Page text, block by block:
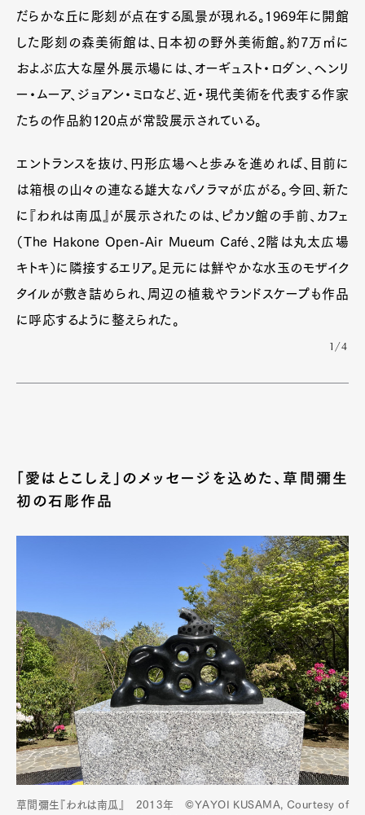
だらかな丘に彫刻が点在する風景が現れる。1969年に開館
した彫刻の森美術館は、日本初の野外美術館。約7万㎡に
およぶ広大な屋外展示場には、オーギュスト・ロダン、ヘンリ
ー・ムーア、ジョアン・ミロなど、近・現代美術を代表する作家
たちの作品約120点が常設展示されている。
エントランスを抜け、円形広場へと歩みを進めれば、目前に
は箱根の山々の連なる雄大なパノラマが広がる。今回、新た
に『われは南瓜』が展示されたのは、ピカソ館の手前、カフェ
（The Hakone Open-Air Mueum Café、2階は丸太広場
キトキ）に隣接するエリア。足元には鮮やかな水玉のモザイク
タイルが敷き詰められ、周辺の植栽やランドスケープも作品
に呼応するように整えられた。
1/4
「愛はとこしえ」のメッセージを込めた、草間彌生
初の石彫作品
草間彌生『われは南瓜』 2013年 ©YAYOI KUSAMA, Courtesy of